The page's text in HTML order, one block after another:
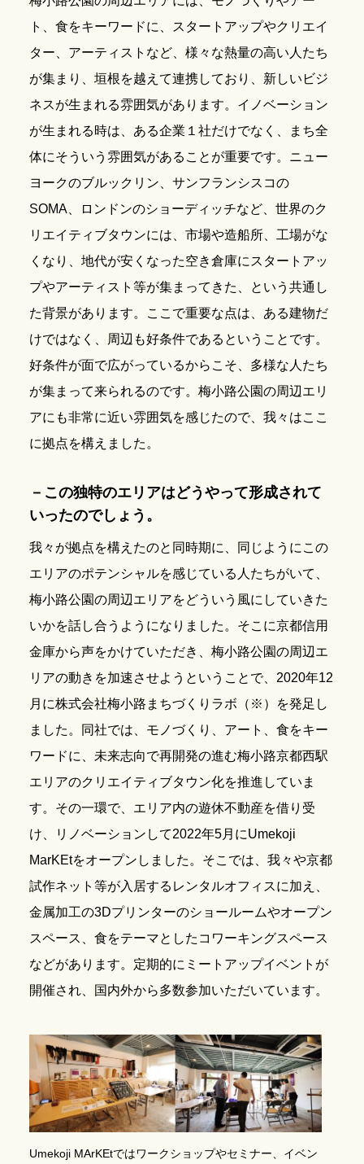
ト、食をキーワードに、スタートアップやクリエイ
ター、アーティストなど、様々な熱量の高い人たち
が集まり、垣根を越えて連携しており、新しいビジ
ネスが生まれる雰囲気があります。イノベーション
が生まれる時は、ある企業１社だけでなく、まち全
体にそういう雰囲気があることが重要です。ニュー
ヨークのブルックリン、サンフランシスコの
SOMA、ロンドンのショーディッチなど、世界のク
リエイティブタウンには、市場や造船所、工場がな
くなり、地代が安くなった空き倉庫にスタートアッ
プやアーティスト等が集まってきた、という共通し
た背景があります。ここで重要な点は、ある建物だ
けではなく、周辺も好条件であるということです。
好条件が面で広がっているからこそ、多様な人たち
が集まって来られるのです。梅小路公園の周辺エリ
アにも非常に近い雰囲気を感じたので、我々はここ
に拠点を構えました。
－この独特のエリアはどうやって形成されて
いったのでしょう。
我々が拠点を構えたのと同時期に、同じようにこの
エリアのポテンシャルを感じている人たちがいて、
梅小路公園の周辺エリアをどういう風にしていきた
いかを話し合うようになりました。そこに京都信用
金庫から声をかけていただき、梅小路公園の周辺エ
リアの動きを加速させようということで、2020年12
月に株式会社梅小路まちづくりラボ（※）を発足し
ました。同社では、モノづくり、アート、食をキー
ワードに、未来志向で再開発の進む梅小路京都西駅
エリアのクリエイティブタウン化を推進していま
す。その一環で、エリア内の遊休不動産を借り受
け、リノベーションして2022年5月にUmekoji
MarKEtをオープンしました。そこでは、我々や京都
試作ネット等が入居するレンタルオフィスに加え、
金属加工の3Dプリンターのショールームやオープン
スペース、食をテーマとしたコワーキングスペース
などがあります。定期的にミートアップイベントが
開催され、国内外から多数参加いただいています。
Umekoji MArKEtではワークショップやセミナー、イベン